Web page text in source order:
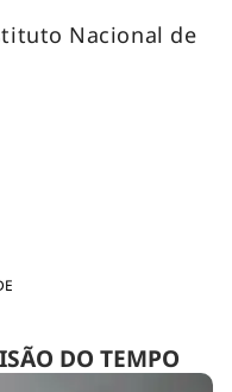
DO TEMPO
Nacional de